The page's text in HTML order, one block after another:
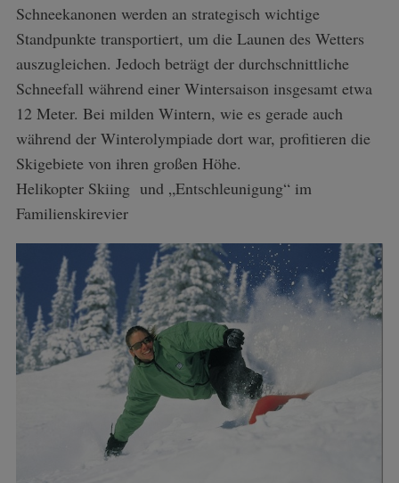
Schneekanonen werden an strategisch wichtige
Standpunkte transportiert, um die Launen des Wetters
auszugleichen. Jedoch beträgt der durchschnittliche
Schneefall während einer Wintersaison insgesamt etwa
12 Meter. Bei milden Wintern, wie es gerade auch
während der Winterolympiade dort war, profitieren die
Skigebiete von ihren großen Höhe.
Helikopter Skiing und „Entschleunigung“ im
Familienskirevier
S
e
a
h
f
o